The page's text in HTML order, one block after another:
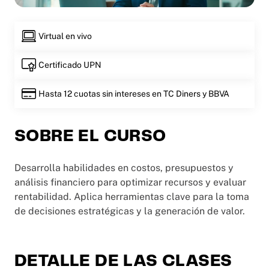
Virtual en vivo
Certificado UPN
Hasta 12 cuotas sin intereses en TC Diners y BBVA
SOBRE EL CURSO
Desarrolla habilidades en costos, presupuestos y
análisis financiero para optimizar recursos y evaluar
rentabilidad. Aplica herramientas clave para la toma
de decisiones estratégicas y la generación de valor.
DETALLE DE LAS CLASES